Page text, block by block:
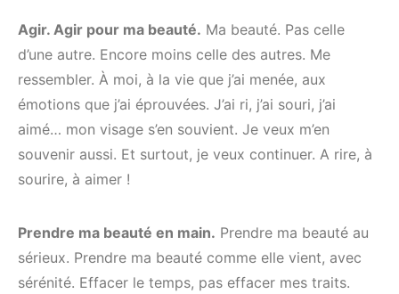
Agir. Agir pour ma beauté. Ma beauté. Pas celle
d’une autre. Encore moins celle des autres. Me
ressembler. À moi, à la vie que j’ai menée, aux
émotions que j’ai éprouvées. J’ai ri, j’ai souri, j’ai
aimé… mon visage s’en souvient. Je veux m’en
souvenir aussi. Et surtout, je veux continuer. A rire, à
sourire, à aimer !
Prendre ma beauté en main. Prendre ma beauté au
sérieux. Prendre ma beauté comme elle vient, avec
sérénité. Effacer le temps, pas effacer mes traits.